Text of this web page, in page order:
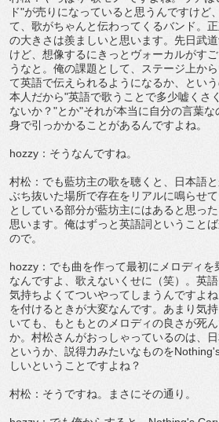
ド"が売りになっていると思うんですけど
て、歌がちゃんと伝わってくるバンド。
の大きさは羨ましいと思います。先日武
けど、想像するにきっとヴォーカルがす
うなと。俺の課題として、ステージ上か
て英語で伝えられるようになるか、とい
本人だから"英語で歌うことで多少嘘くさ
ないか？"とか"それが本当に自分の言葉
身で引っかかることがあるんですよね。
hozzy：そうなんですね。
村松：でも藍坊主の歌を聴くと、日本語
ぶち抜いた場所で存在をリアルに鳴らせ
としている部分が藍坊主にはあると思っ
思います。俺はずっと英語詞ということ
ので。
hozzy：でも曲を作って最初にメロディ
なんですよ、歌えないくせに（笑）。英
気持ちよくてついやってしまうんですよ
を付けるときが大変なんです。あまり気
いても、もともとのメロディの良さが死
か。村松さんがおっしゃっているのは、
というか、説得力みたいなものを
しいということですよね？
村松：そうですね。まさにその通り。